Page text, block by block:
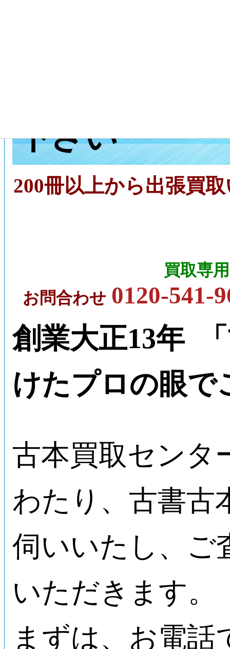
下さい
200冊以上から出張買
買取専
お問合わせ 0120-541-
創業大正13年
けたプロの眼で
古本買取センタ
わたり、古書古
伺いいたし、ご
いただきます。
まずは、お電話